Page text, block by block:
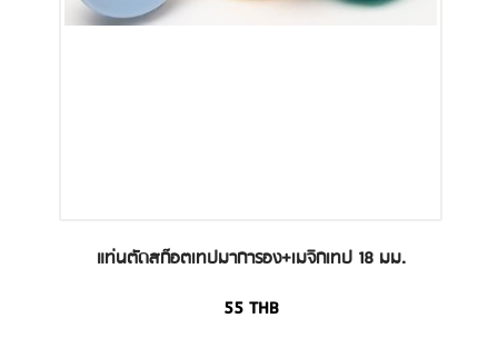
แท่นตัดสก๊อตเทปมาการอง+เมจิกเทป 18 มม.
55THB